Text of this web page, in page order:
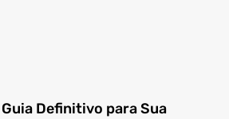
Definitivo para Sua